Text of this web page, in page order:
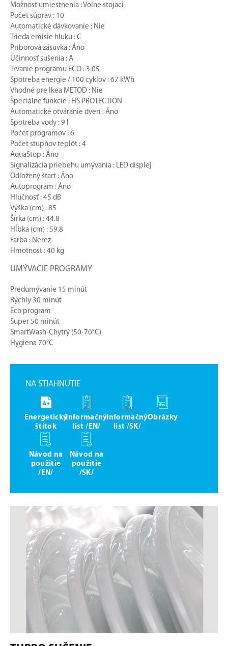
Možnosť umiestnenia : Voľne stojaci
Počet súprav : 10
Automatické dávkovanie : Nie
Trieda emisie hluku : C
Príborová zásuvka : Áno
Účinnosť sušenia : A
Trvanie programu ECO : 3:05
Spotreba energie / 100 cyklov : 67 kWh
Vhodné pre Ikea METOD : Nie
Špeciálne funkcie : HS PROTECTION
Automatické otváranie dverí : Áno
Spotreba vody : 9 l
Počet programov : 6
Počet stupňov teplôt : 4
AquaStop : Áno
Signalizácia priebehu umývania : LED displej
Odložený štart : Áno
Autoprogram : Áno
Hlučnosť : 45 dB
Výška (cm) : 85
Šírka (cm) : 44.8
Hĺbka (cm) : 59.8
Farba : Nerez
Hmotnosť : 40 kg
UMÝVACIE PROGRAMY
Predumývanie 15 minút
Rýchly 30 minút
Eco program
Super 50 minút
SmartWash-Chytrý (50-70°C)
Hygiena 70°C
NA STIAHNUTIE
Energetický
štítok
Informačný
list /EN/
Informačný
list /SK/
Obrázky
Návod na
použitie
/EN/
Návod na
použitie
/SK/